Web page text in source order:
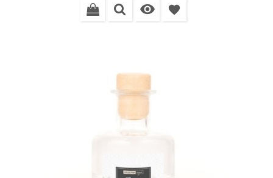
 favorite